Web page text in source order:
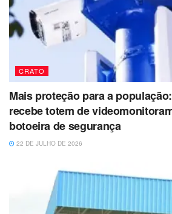
CRATO
Mais proteção para a
recebe totem de
botoeira de segurança
22 DE JULHO DE 2026